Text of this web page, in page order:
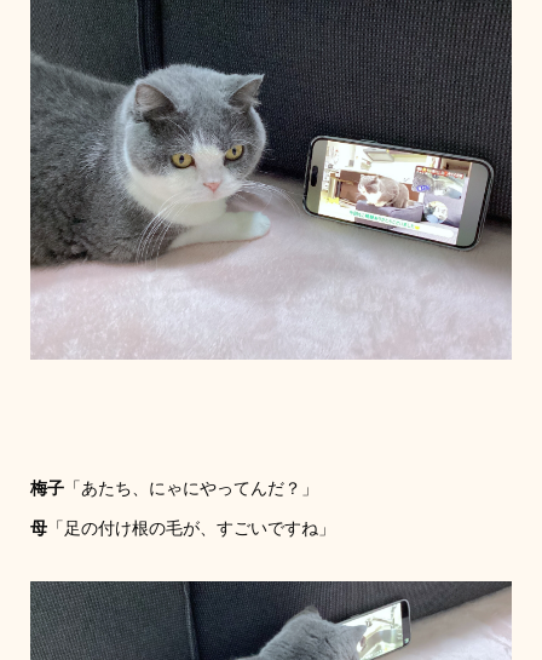
梅子「あたち、にゃにやってんだ？」
母「足の付け根の毛が、すごいですね」